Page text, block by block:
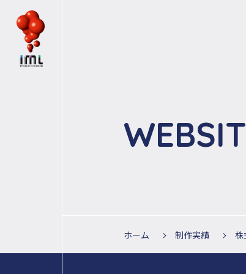
ホーム 制作実績 株